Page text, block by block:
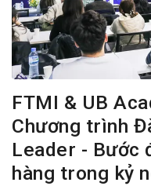
FTMI & UB
Chương trình
Leader - Bước
hàng trong kỷ